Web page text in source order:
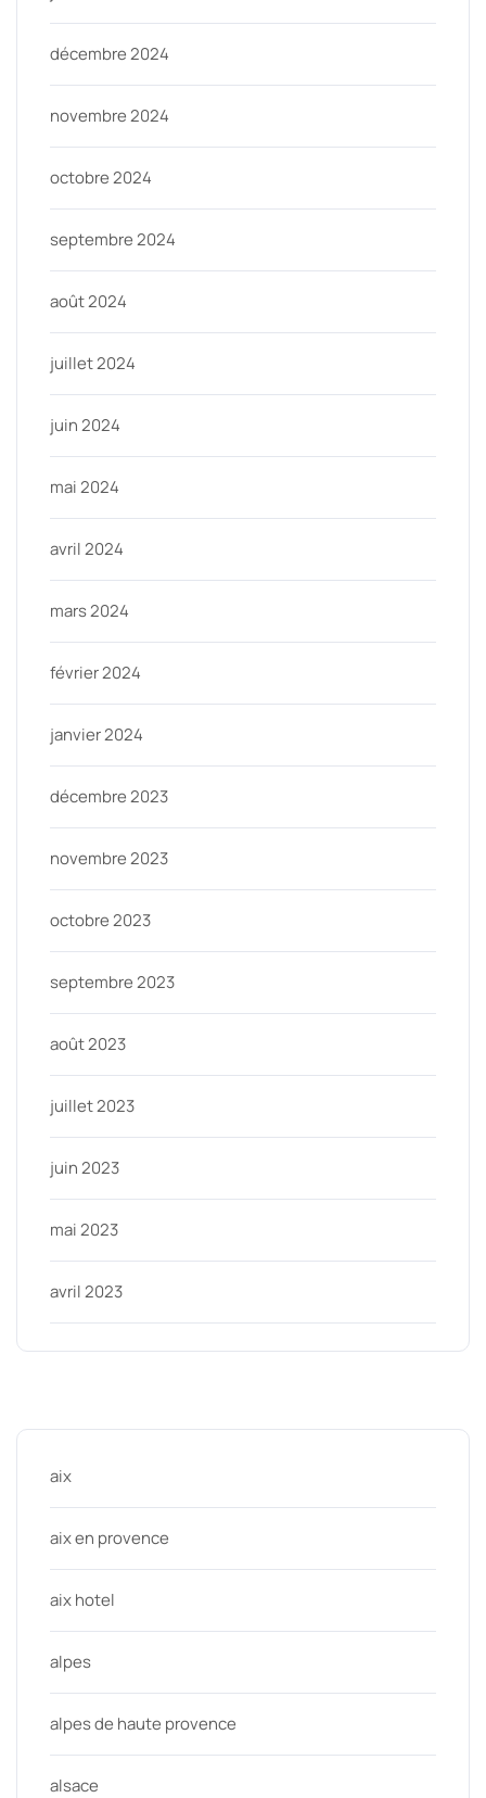
décembre 2024
novembre 2024
octobre 2024
septembre 2024
août 2024
juillet 2024
juin 2024
mai 2024
avril 2024
mars 2024
février 2024
janvier 2024
décembre 2023
novembre 2023
octobre 2023
septembre 2023
août 2023
juillet 2023
juin 2023
mai 2023
avril 2023
aix
aix en provence
aix hotel
alpes
alpes de haute provence
alsace